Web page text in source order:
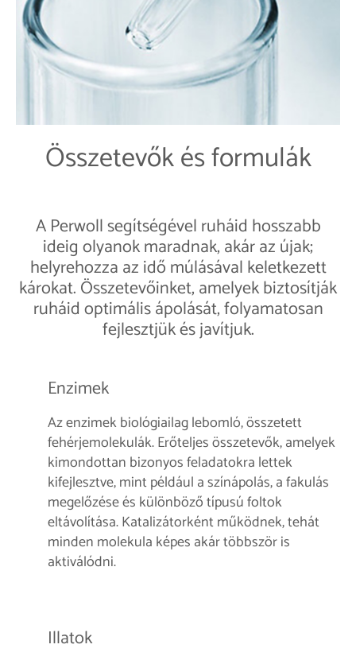
Összetevők és formulák
A Perwoll segítségével ruháid hosszabb
ideig olyanok maradnak, akár az újak;
helyrehozza az idő múlásával keletkezett
károkat. Összetevőinket, amelyek biztosítják
ruháid optimális ápolását, folyamatosan
fejlesztjük és javítjuk.
Enzimek
Az enzimek biológiailag lebomló, összetett
fehérjemolekulák. Erőteljes összetevők, amelyek
kimondottan bizonyos feladatokra lettek
kifejlesztve, mint például a színápolás, a fakulás
megelőzése és különböző típusú foltok
eltávolítása. Katalizátorként működnek, tehát
minden molekula képes akár többször is
aktiválódni.
Illatok